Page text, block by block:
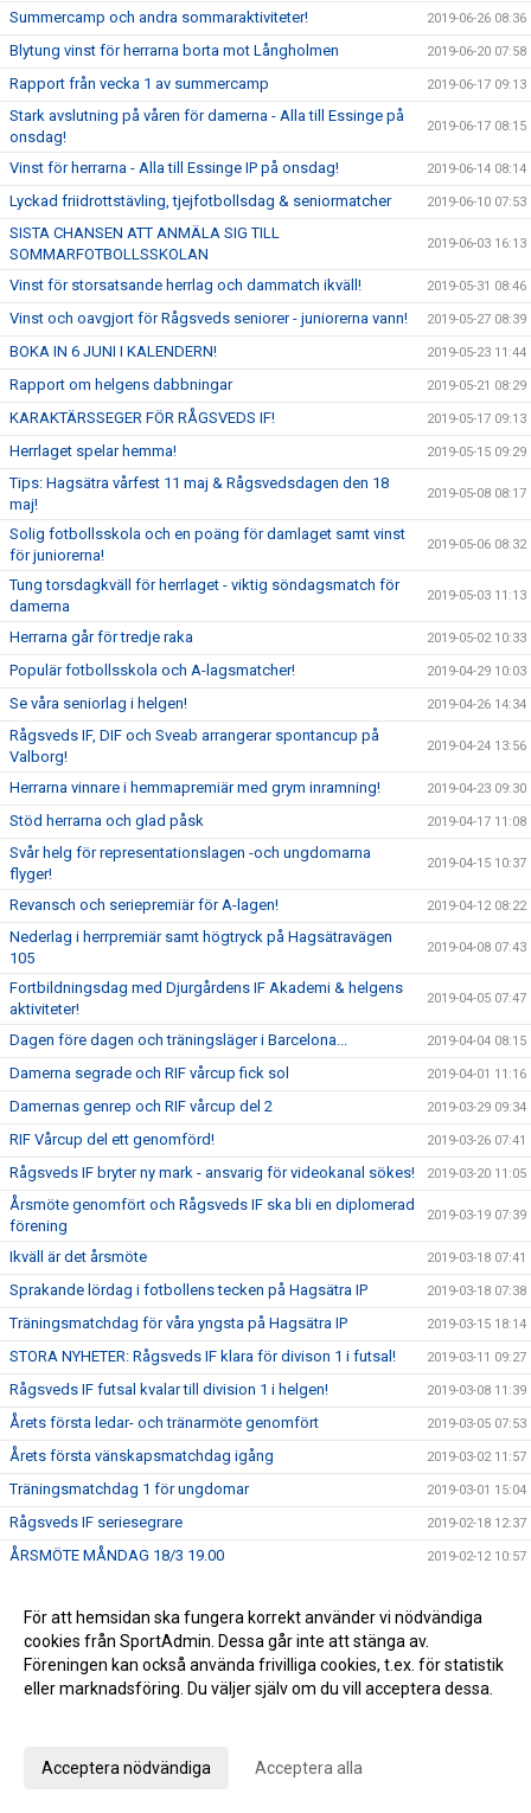
Summercamp och andra sommaraktiviteter! 2019-06-26 08:36
Blytung vinst för herrarna borta mot Långholmen 2019-06-20 07:58
Rapport från vecka 1 av summercamp 2019-06-17 09:13
Stark avslutning på våren för damerna - Alla till Essinge på
onsdag!
2019-06-17 08:15
Vinst för herrarna - Alla till Essinge IP på onsdag! 2019-06-14 08:14
Lyckad friidrottstävling, tjejfotbollsdag & seniormatcher 2019-06-10 07:53
SISTA CHANSEN ATT ANMÄLA SIG TILL
SOMMARFOTBOLLSSKOLAN
2019-06-03 16:13
Vinst för storsatsande herrlag och dammatch ikväll! 2019-05-31 08:46
Vinst och oavgjort för Rågsveds seniorer - juniorerna vann! 2019-05-27 08:39
BOKA IN 6 JUNI I KALENDERN! 2019-05-23 11:44
Rapport om helgens dabbningar 2019-05-21 08:29
KARAKTÄRSSEGER FÖR RÅGSVEDS IF! 2019-05-17 09:13
Herrlaget spelar hemma! 2019-05-15 09:29
Tips: Hagsätra vårfest 11 maj & Rågsvedsdagen den 18
maj!
2019-05-08 08:17
Solig fotbollsskola och en poäng för damlaget samt vinst
för juniorerna!
2019-05-06 08:32
Tung torsdagkväll för herrlaget - viktig söndagsmatch för
damerna
2019-05-03 11:13
Herrarna går för tredje raka 2019-05-02 10:33
Populär fotbollsskola och A-lagsmatcher! 2019-04-29 10:03
Se våra seniorlag i helgen! 2019-04-26 14:34
Rågsveds IF, DIF och Sveab arrangerar spontancup på
Valborg!
2019-04-24 13:56
Herrarna vinnare i hemmapremiär med grym inramning! 2019-04-23 09:30
Stöd herrarna och glad påsk 2019-04-17 11:08
Svår helg för representationslagen -och ungdomarna
flyger!
2019-04-15 10:37
Revansch och seriepremiär för A-lagen! 2019-04-12 08:22
Nederlag i herrpremiär samt högtryck på Hagsätravägen
105
2019-04-08 07:43
Fortbildningsdag med Djurgårdens IF Akademi & helgens
aktiviteter!
2019-04-05 07:47
Dagen före dagen och träningsläger i Barcelona... 2019-04-04 08:15
Damerna segrade och RIF vårcup fick sol 2019-04-01 11:16
Damernas genrep och RIF vårcup del 2 2019-03-29 09:34
RIF Vårcup del ett genomförd! 2019-03-26 07:41
Rågsveds IF bryter ny mark - ansvarig för videokanal sökes! 2019-03-20 11:05
Årsmöte genomfört och Rågsveds IF ska bli en diplomerad
förening
2019-03-19 07:39
Ikväll är det årsmöte 2019-03-18 07:41
Sprakande lördag i fotbollens tecken på Hagsätra IP 2019-03-18 07:38
Träningsmatchdag för våra yngsta på Hagsätra IP 2019-03-15 18:14
STORA NYHETER: Rågsveds IF klara för divison 1 i futsal! 2019-03-11 09:27
Rågsveds IF futsal kvalar till division 1 i helgen! 2019-03-08 11:39
Årets första ledar- och tränarmöte genomfört 2019-03-05 07:53
Årets första vänskapsmatchdag igång 2019-03-02 11:57
Träningsmatchdag 1 för ungdomar 2019-03-01 15:04
Rågsveds IF seriesegrare 2019-02-18 12:37
ÅRSMÖTE MÅNDAG 18/3 19.00 2019-02-12 10:57
Futsalherr spelar för serieseger och kvalplats ikväll -
Futsaldam avslutar säsongen på söndag
2019-02-08 13:34
Nya framgångar i futsal 2019-02-04 07:23
Helgens matcher
För att hemsidan ska fungera korrekt använder vi nödvändiga
cookies från SportAdmin. Dessa går inte att stänga av.
Föreningen kan också använda frivilliga cookies, t.ex. för statistik
eller marknadsföring. Du väljer själv om du vill acceptera dessa.
Acceptera nödvändiga Acceptera alla